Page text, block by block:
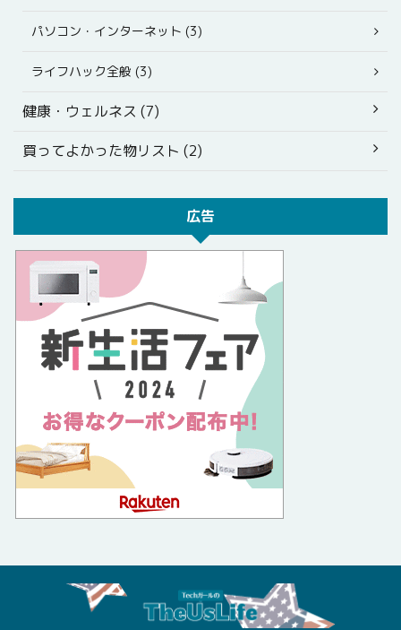
パソコン・インターネット (3)
ライフハック全般 (3)
健康・ウェルネス (7)
買ってよかった物リスト (2)
広告